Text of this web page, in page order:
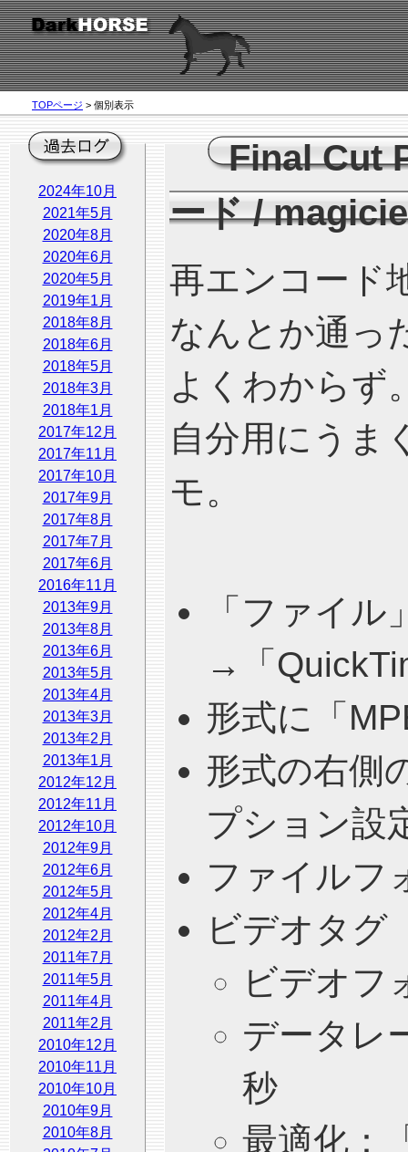
TOPページ > 個別表示
2024年10月
2021年5月
2020年8月
2020年6月
2020年5月
2019年1月
2018年8月
2018年6月
2018年5月
2018年3月
2018年1月
2017年12月
2017年11月
2017年10月
2017年9月
2017年8月
2017年7月
2017年6月
2016年11月
2013年9月
2013年8月
2013年6月
2013年5月
2013年4月
2013年3月
2013年2月
2013年1月
2012年12月
2012年11月
2012年10月
2012年9月
2012年6月
2012年5月
2012年4月
2012年2月
2011年7月
2011年5月
2011年4月
2011年2月
2010年12月
2010年11月
2010年10月
2010年9月
2010年8月
Final Cut
ード/
再エンコード
なんとか通っ
よくわからず
自分用にうま
モ。
「ファイ
→「
形式に「
形式の右側
プション設
ファイルフ
ビデオタグ
ビデオフ
データレ
秒
最適化：